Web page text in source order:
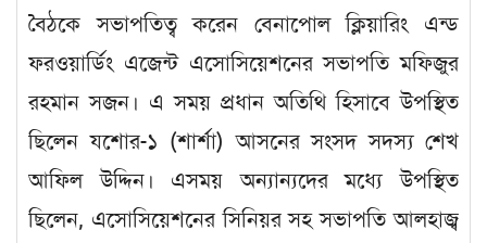
বৈঠকে সভাপতিত্ব করেন বেনাপোল ক্লিয়ারিং এন্ড
ফরওয়ার্ডিং এজেন্ট এসোসিয়েশনের সভাপতি মফিজুর
রহমান সজন। এ সময় প্রধান অতিথি হিসাবে উপস্থিত
ছিলেন যশোর-১ (শার্শা) আসনের সংসদ সদস্য শেখ
আফিল উদ্দিন। এসময় অন্যান্যদের মধ্যে উপস্থিত
ছিলেন, এসোসিয়েশনের সিনিয়র সহ সভাপতি আলহাজ্ব